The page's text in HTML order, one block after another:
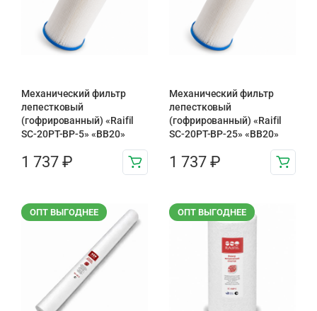
Механический фильтр
лепестковый
(гофрированный) «Raifil
SC-20PT-ВР-5» «BB20»
1 737 ₽
Механический фильтр
лепестковый
(гофрированный) «Raifil
SC-20PT-ВР-25» «BB20»
1 737 ₽
ОПТ ВЫГОДНЕЕ ОПТ ВЫГОДНЕЕ